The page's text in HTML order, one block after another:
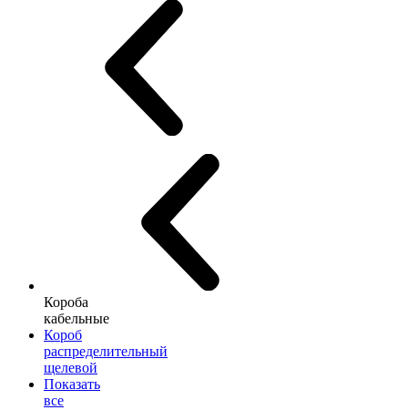
Короба
кабельные
Короб
распределительный
щелевой
Показать
все